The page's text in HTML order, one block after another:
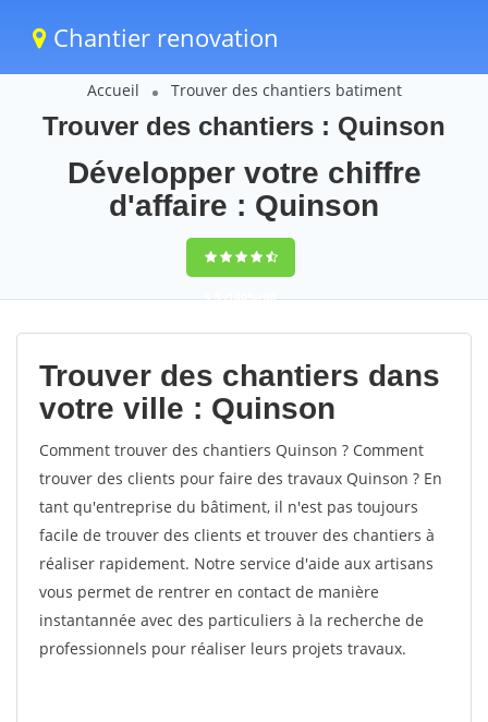
Chantier renovation
Accueil Trouver des chantiers batiment
Trouver des chantiers : Quinson
Développer votre chiffre
d'affaire : Quinson
9,5(100%)60
votes
Trouver des chantiers dans
votre ville : Quinson
Comment trouver des chantiers Quinson ? Comment
trouver des clients pour faire des travaux Quinson ? En
tant qu'entreprise du bâtiment, il n'est pas toujours
facile de trouver des clients et trouver des chantiers à
réaliser rapidement. Notre service d'aide aux artisans
vous permet de rentrer en contact de manière
instantannée avec des particuliers à la recherche de
professionnels pour réaliser leurs projets travaux.